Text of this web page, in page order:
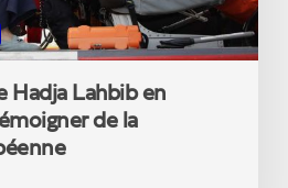
Hadja Lahbib en
de la